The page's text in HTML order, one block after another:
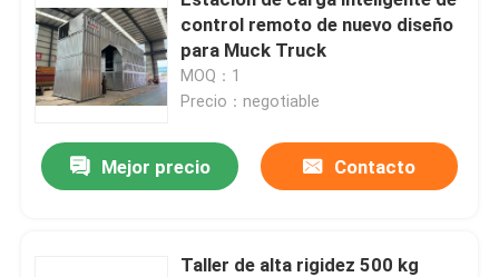
control remoto de nuevo diseño
para Muck Truck
MOQ：1
Precio：negotiable
Mejor precio Contacto
Taller de alta rigidez 500 kg